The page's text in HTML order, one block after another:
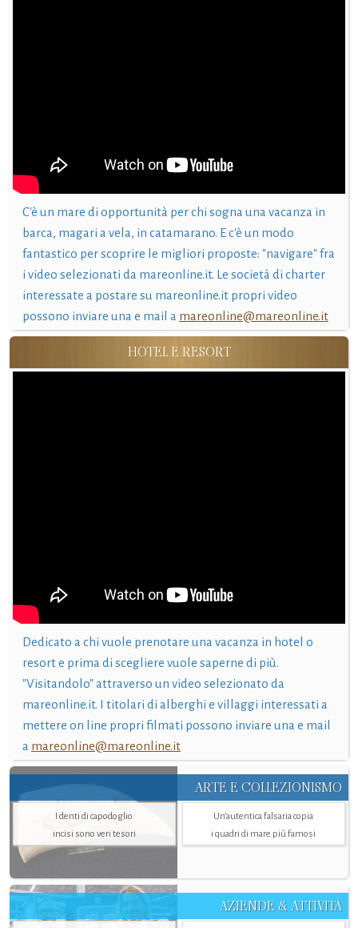
C'è un mare di opportunità per chi sogna una vacanza in
barca, magari a vela, in catamarano. E c'è un modo
fantastico per scoprire le migliori proposte: "navigare" fra
i video selezionati da mareonline.it. Le società di charter
interessate a postare su mareonline.it propri video
possono inviare una e mail a mareonline@mareonline.it
HOTEL E RESORT
Dedicato a chi vuole prenotare una vacanza in hotel o
resort e prima di scegliere vuole saperne di più.
"Visitandolo" attraverso un video selezionato da
mareonline.it. I titolari di alberghi e villaggi interessati a
mettere on line propri filmati possono inviare una e mail
a mareonline@mareonline.it
ARTE E COLLEZIONISMO
I denti di capodoglio
incisi sono veri tesori
Un’autentica falsaria copia
i quadri di mare più famosi
AZIENDE & ATTIVITÀ